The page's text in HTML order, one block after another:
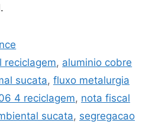
reciclagem, aluminio cobre
sucata, fluxo metalurgia
4 reciclagem, nota fiscal
sucata, segregacao